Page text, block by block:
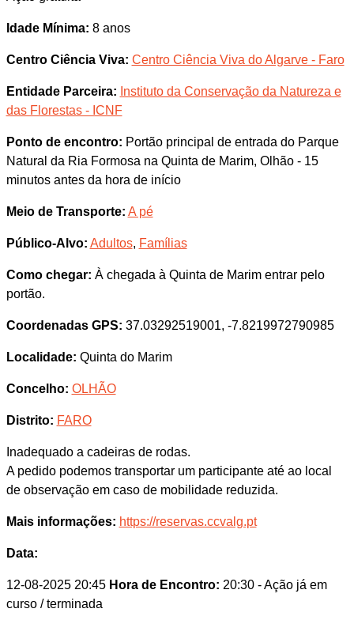
Idade Mínima: 8 anos
Centro Ciência Viva: Centro Ciência Viva do Algarve - Faro
Entidade Parceira: Instituto da Conservação da Natureza e
das Florestas - ICNF
Ponto de encontro: Portão principal de entrada do Parque
Natural da Ria Formosa na Quinta de Marim, Olhão - 15
minutos antes da hora de início
Meio de Transporte: A pé
Público-Alvo: Adultos, Famílias
Como chegar: À chegada à Quinta de Marim entrar pelo
portão.
Coordenadas GPS: 37.03292519001, -7.8219972790985
Localidade: Quinta do Marim
Concelho: OLHÃO
Distrito: FARO
Inadequado a cadeiras de rodas.
A pedido podemos transportar um participante até ao local
de observação em caso de mobilidade reduzida.
Mais informações: https://reservas.ccvalg.pt
Data:
12-08-2025 20:45 Hora de Encontro: 20:30 - Ação já em
curso / terminada